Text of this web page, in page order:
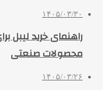
۱۴۰۵/۰۳/۳۰
راهنمای خرید لیبل
محصولات صنعتی
۱۴۰۵/۰۳/۲۶